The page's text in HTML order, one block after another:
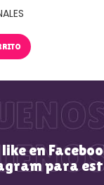
en
para